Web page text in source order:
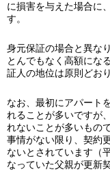
に損害を与えた場合に
す。
身元保証の場合と異な
とんでもなく高額にな
証人の地位は原則どお
なお、最初にアパート
れることが多いですが
れないことが多いもの
事情がない限り、契約
ないとされています（
なっていた父親が更新